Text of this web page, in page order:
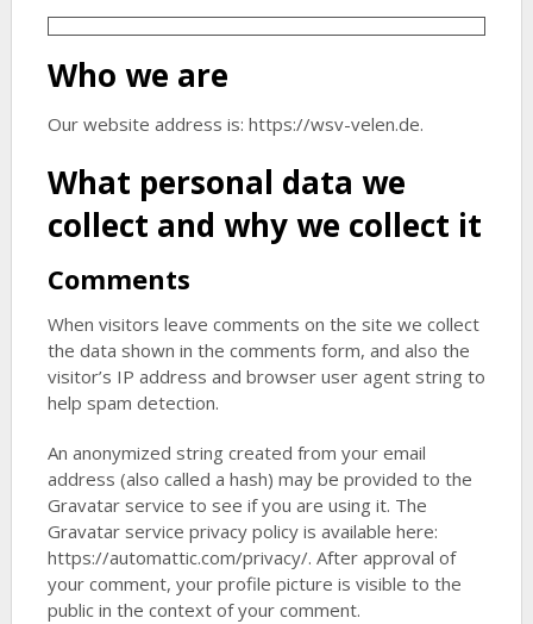
Who we are
Our website address is: https://wsv-velen.de.
What personal data we
collect and why we collect it
Comments
When visitors leave comments on the site we collect
the data shown in the comments form, and also the
visitor’s IP address and browser user agent string to
help spam detection.
An anonymized string created from your email
address (also called a hash) may be provided to the
Gravatar service to see if you are using it. The
Gravatar service privacy policy is available here:
https://automattic.com/privacy/. After approval of
your comment, your profile picture is visible to the
public in the context of your comment.